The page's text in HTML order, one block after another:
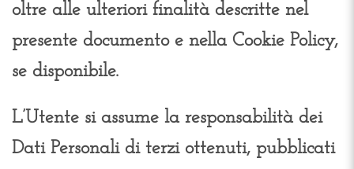
oltre alle ulteriori finalità descritte nel
presente documento e nella Cookie Policy,
se disponibile.
L’Utente si assume la responsabilità dei
Dati Personali di terzi ottenuti, pubblicati